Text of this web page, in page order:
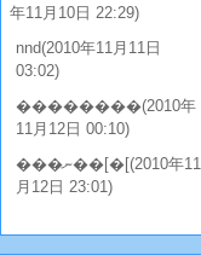
年11月10日 22:29)
nnd(2010年11月11日
03:02)
��������(2010年
11月12日 00:10)
���ނ��[�[(2010年11
月12日 23:01)